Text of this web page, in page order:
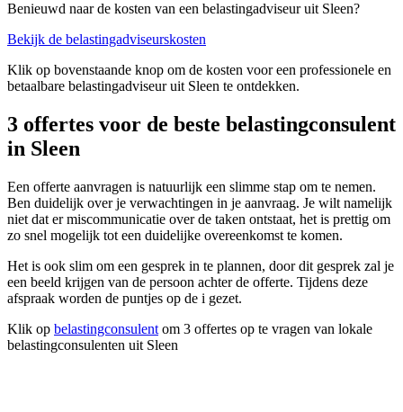
Benieuwd naar de kosten van een belastingadviseur uit Sleen?
Bekijk de belastingadviseurskosten
Klik op bovenstaande knop om de kosten voor een professionele en
betaalbare belastingadviseur uit Sleen te ontdekken.
3 offertes voor de beste belastingconsulent
in Sleen
Een offerte aanvragen is natuurlijk een slimme stap om te nemen.
Ben duidelijk over je verwachtingen in je aanvraag. Je wilt namelijk
niet dat er miscommunicatie over de taken ontstaat, het is prettig om
zo snel mogelijk tot een duidelijke overeenkomst te komen.
Het is ook slim om een gesprek in te plannen, door dit gesprek zal je
een beeld krijgen van de persoon achter de offerte. Tijdens deze
afspraak worden de puntjes op de i gezet.
Klik op belastingconsulent om 3 offertes op te vragen van lokale
belastingconsulenten uit Sleen